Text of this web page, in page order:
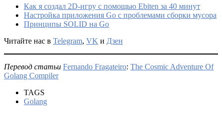
Как я создал 2D-игру с помощью Ebiten за 40 минут
Настройка приложения Go с проблемами сборки мусора
Принципы SOLID на Go
Читайте нас в Telegram, VK и Дзен
Перевод статьи Fernando Fragateiro: The Cosmic Adventure Of
Golang Compiler
TAGS
Golang